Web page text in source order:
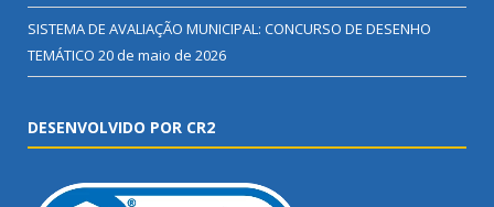
SISTEMA DE AVALIAÇÃO MUNICIPAL: CONCURSO DE DESENHO
TEMÁTICO 20 de maio de 2026
DESENVOLVIDO POR CR2